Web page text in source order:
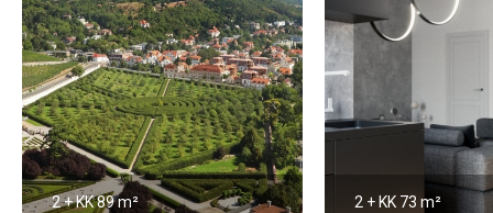
2 + KK89 m² 2 + KK 73 m²